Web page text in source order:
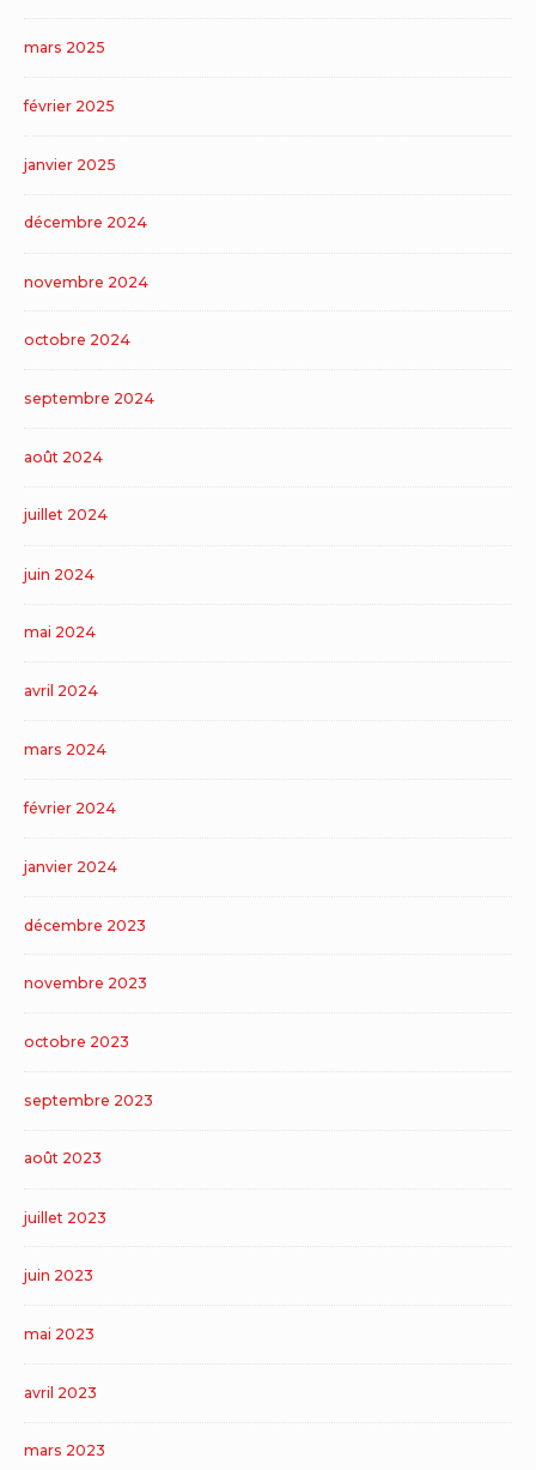
mars 2025
février 2025
janvier 2025
décembre 2024
novembre 2024
octobre 2024
septembre 2024
août 2024
juillet 2024
juin 2024
mai 2024
avril 2024
mars 2024
février 2024
janvier 2024
décembre 2023
novembre 2023
octobre 2023
septembre 2023
août 2023
juillet 2023
juin 2023
mai 2023
avril 2023
mars 2023